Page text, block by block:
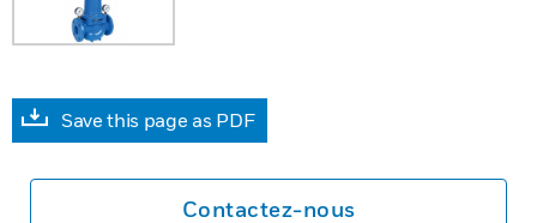
Save this page as PDF
Contactez-nous